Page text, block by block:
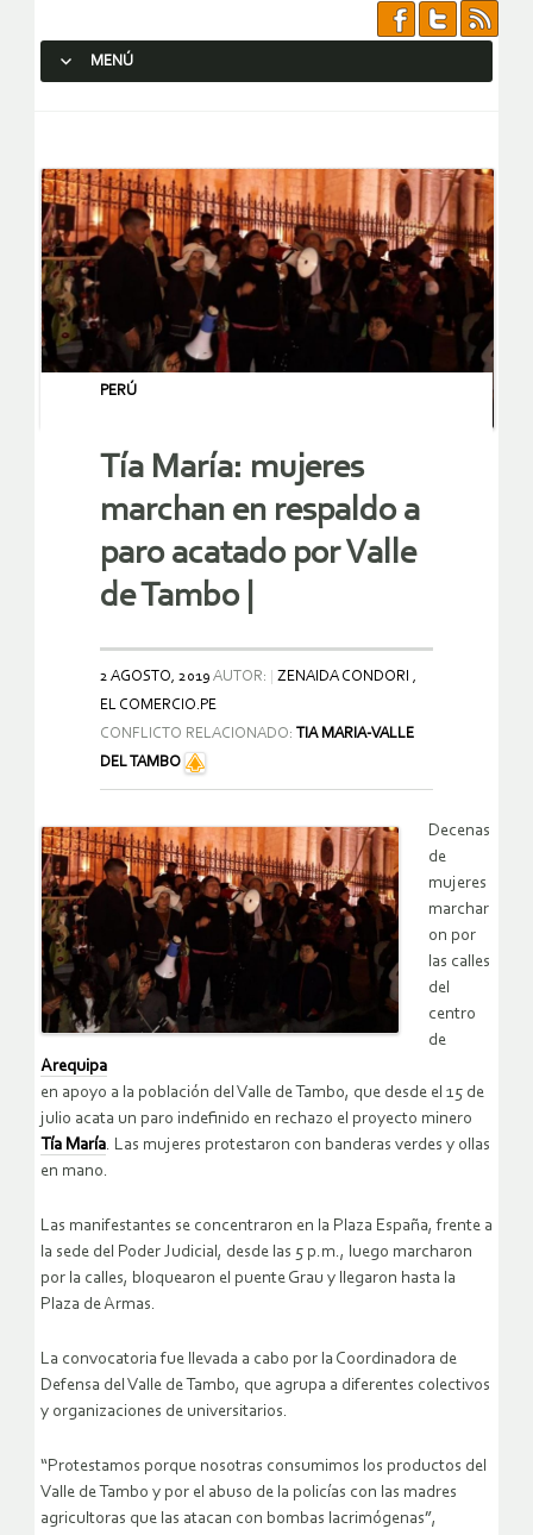
MENÚ
PERÚ
Tía María: mujeres
marchan en respaldo a
paro acatado por Valle
de Tambo |
2 AGOSTO, 2019 AUTOR:
ZENAIDA CONDORI ,
EL COMERCIO.PE
CONFLICTO RELACIONADO:
TIA MARIA-VALLE
DEL TAMBO
Decenas
de
mujeres
marchar
on por
las calles
del
centro
de
Arequipa
en apoyo a la población del Valle de Tambo, que desde el 15 de
julio acata un paro indefinido en rechazo el proyecto minero
Tía María. Las mujeres protestaron con banderas verdes y ollas
en mano.
Las manifestantes se concentraron en la Plaza España, frente a
la sede del Poder Judicial, desde las 5 p.m., luego marcharon
por la calles, bloquearon el puente Grau y llegaron hasta la
Plaza de Armas.
La convocatoria fue llevada a cabo por la Coordinadora de
Defensa del Valle de Tambo, que agrupa a diferentes colectivos
y organizaciones de universitarios.
“Protestamos porque nosotras consumimos los productos del
Valle de Tambo y por el abuso de la policías con las madres
agricultoras que las atacan con bombas lacrimógenas”,